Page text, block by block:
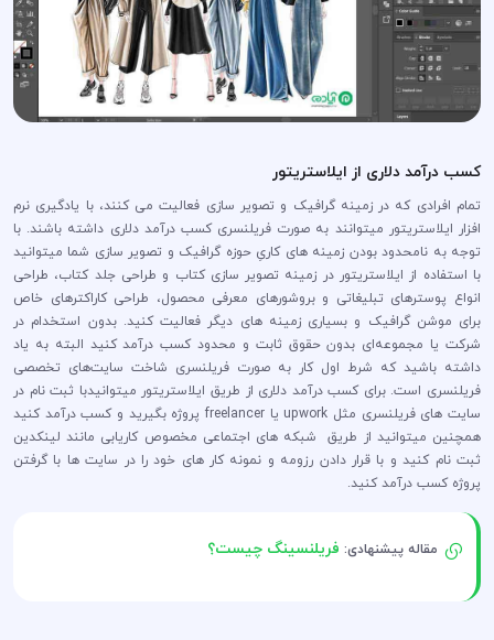
کسب درآمد دلاری از ایلاستریتور
تمام افرادی که در زمینه گرافیک و تصویر سازی فعالیت می کنند، با یادگیری نرم
افزار ایلاستریتور میتوانند به صورت فریلنسری کسب درآمد دلاری داشته باشند. با
توجه به نامحدود بودن زمینه های کاریِ حوزه گرافیک و تصویر سازی شما میتوانید
با استفاده از ایلاستریتور در زمینه تصویر سازی کتاب و طراحی جلد کتاب، طراحی
انواع پوسترهای تبلیغاتی و بروشورهای معرفی محصول، طراحی کاراکترهای خاص
برای موشن گرافیک و بسیاری زمینه های دیگر فعالیت کنید. بدون استخدام در
شرکت یا مجموعه‌ای بدون حقوق ثابت و محدود کسب درآمد کنید البته به یاد
داشته باشید که شرط اول کار به صورت فریلنسری شاخت سایت‌های تخصصی
فریلنسری است. برای کسب درآمد دلاری از طریق ایلاستریتور میتوانیدبا ثبت نام در
سایت های فریلنسری مثل upwork یا freelancer پروژه بگیرید و کسب درآمد کنید
همچنین میتوانید از طریق شبکه های اجتماعی مخصوص کاریابی مانند لینکدین
ثبت نام کنید و با قرار دادن رزومه و نمونه کار های خود را در سایت ها با گرفتن
پروژه کسب درآمد کنید.
مقاله پیشنهادی: فریلنسینگ چیست؟